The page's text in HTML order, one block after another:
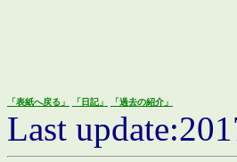
「表紙へ戻る」 「日記」 「過去の紹介」
Last